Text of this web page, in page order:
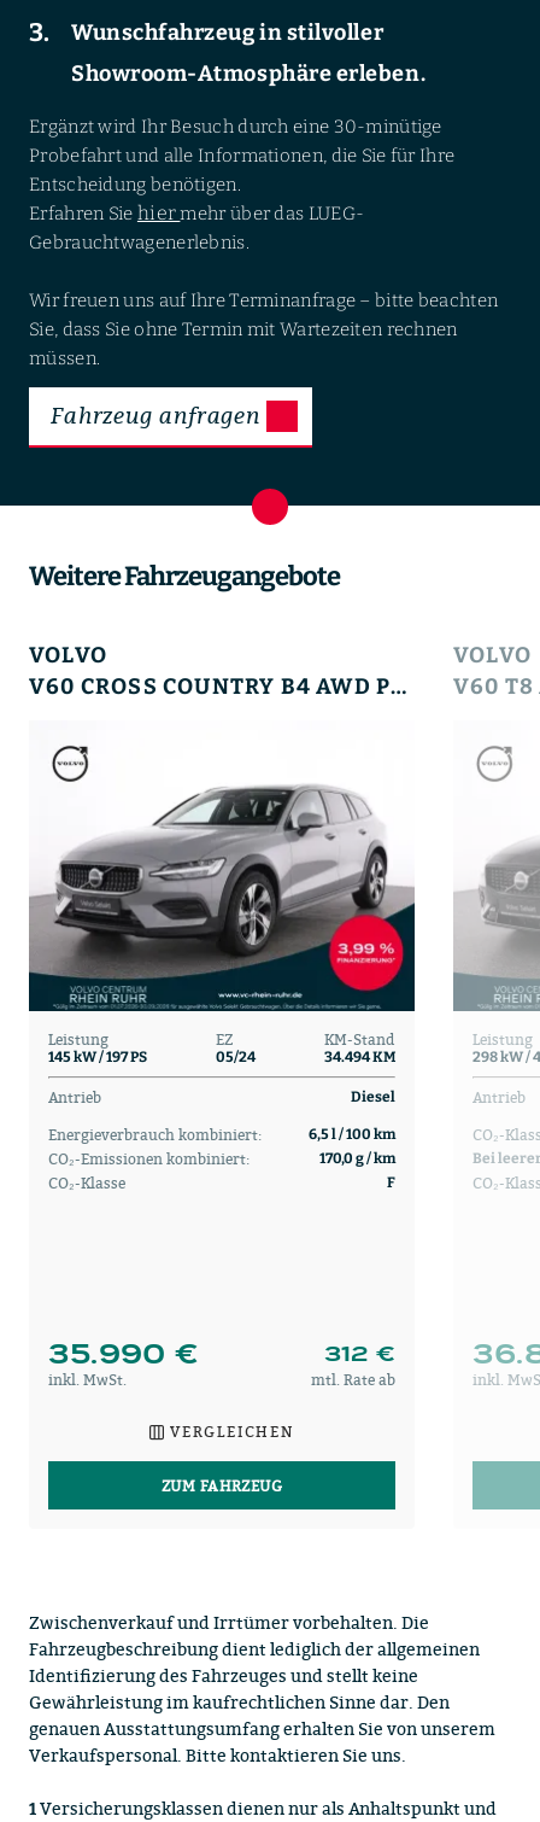
Wunschfahrzeug in stilvoller
Showroom-Atmosphäre erleben.
Ergänzt wird Ihr Besuch durch eine 30-minütige
Probefahrt und alle Informationen, die Sie für Ihre
Entscheidung benötigen.
Erfahren Sie hiermehr über das LUEG-
Gebrauchtwagenerlebnis.
Wir freuen uns auf Ihre Terminanfrage – bitte beachten
Sie, dass Sie ohne Termin mit Wartezeiten rechnen
müssen.
Fahrzeug anfragen
Weitere Fahrzeugangebote
VOLVO
V60 CROSS COUNTRY B4 AWD PLUS FAP+WINTERPAK
Leistung
145 kW / 197 PS
EZ
05/24
KM-Stand
34.494 KM
Antrieb Diesel
Energieverbrauch kombiniert: 6,5 l / 100 km
CO₂-Emissionen kombiniert: 170,0 g / km
CO₂-Klasse F
35.990 € 312 €
inkl. MwSt. mtl. Rate ab
VERGLEICHEN
ZUM FAHRZEUG
VOLVO
Leistung
298 kW /
Antrieb
CO₂-
Bei
CO₂-
inkl.
Zwischenverkauf und Irrtümer vorbehalten. Die
Fahrzeugbeschreibung dient lediglich der allgemeinen
Identifizierung des Fahrzeuges und stellt keine
Gewährleistung im kaufrechtlichen Sinne dar. Den
genauen Ausstattungsumfang erhalten Sie von unserem
Verkaufspersonal. Bitte kontaktieren Sie uns.
1Versicherungsklassen dienen nur als Anhaltspunkt und